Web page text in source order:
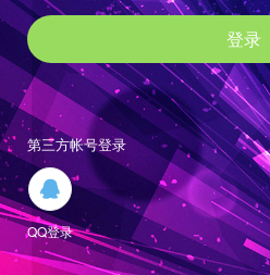
登录
第三方帐号登录

QQ登录